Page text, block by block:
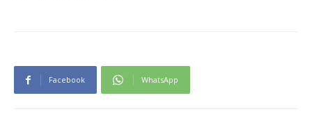
Facebook WhatsApp